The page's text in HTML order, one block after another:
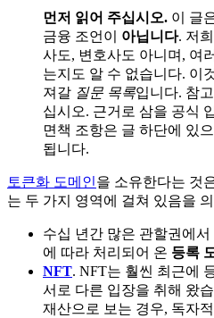
먼저 읽어 주십시오. 이 글
금융 조언이 아닙니다. 저
사도, 변호사도 아니며, 여
는지도 알 수 없습니다. 이
져갈 질문 목록입니다. 참
십시오. 근거로 삼을 공식
면책 조항은 글 하단에 있
됩니다.
토큰화 도메인을 소유한다는 것
는 두 가지 영역에 걸쳐 있음을
수십 년간 많은 관할권에
에 따라 처리되어 온 등록
NFT. NFT는 훨씬 최근에
서로 다른 입장을 취해 왔
재산으로 보는 경우, 독자